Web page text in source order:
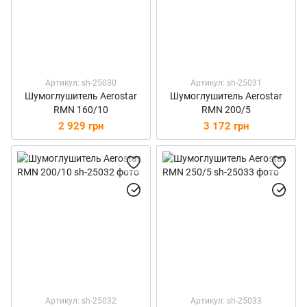
Артикул: sh-25030
Шумоглушитель Aerostar
RMN 160/10
2 929 грн
Артикул: sh-25031
Шумоглушитель Aerostar
RMN 200/5
3 172 грн
Артикул: sh-25032 Артикул: sh-25033